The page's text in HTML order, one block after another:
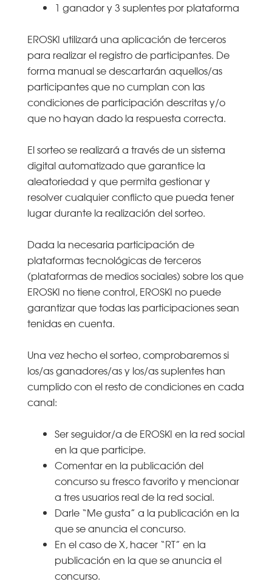
1 ganador y 3 suplentes por plataforma
EROSKI utilizará una aplicación de terceros
para realizar el registro de participantes. De
forma manual se descartarán aquellos/as
participantes que no cumplan con las
condiciones de participación descritas y/o
que no hayan dado la respuesta correcta.
El sorteo se realizará a través de un sistema
digital automatizado que garantice la
aleatoriedad y que permita gestionar y
resolver cualquier conflicto que pueda tener
lugar durante la realización del sorteo.
Dada la necesaria participación de
plataformas tecnológicas de terceros
(plataformas de medios sociales) sobre los que
EROSKI no tiene control, EROSKI no puede
garantizar que todas las participaciones sean
tenidas en cuenta.
Una vez hecho el sorteo, comprobaremos si
los/as ganadores/as y los/as suplentes han
cumplido con el resto de condiciones en cada
canal:
Ser seguidor/a de EROSKI en la red social
en la que participe.
Comentar en la publicación del
concurso su fresco favorito y mencionar
a tres usuarios real de la red social.
Darle “Me gusta” a la publicación en la
que se anuncia el concurso.
En el caso de X, hacer “RT” en la
publicación en la que se anuncia el
concurso.